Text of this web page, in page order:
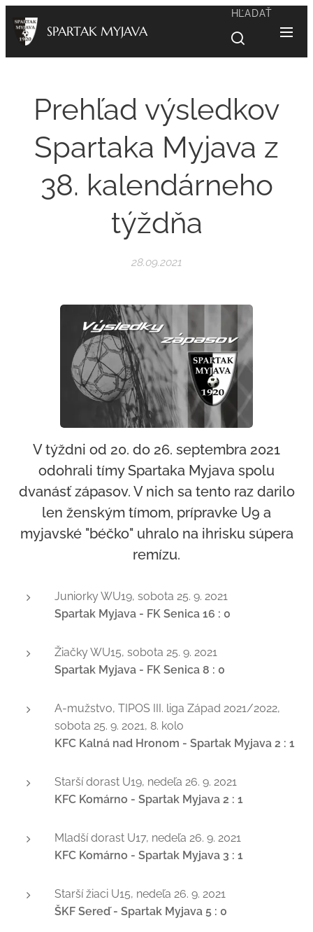
SPARTAK MYJAVA
HĽADAŤ
Prehľad výsledkov
Spartaka Myjava z
38. kalendárneho
týždňa
28.09.2021
V týždni od 20. do 26. septembra 2021
odohrali tímy Spartaka Myjava spolu
dvanásť zápasov. V nich sa tento raz darilo
len ženským tímom, prípravke U9 a
myjavské "béčko" uhralo na ihrisku súpera
remízu.
Juniorky WU19, sobota 25. 9. 2021
Spartak Myjava - FK Senica 16 : 0
Žiačky WU15, sobota 25. 9. 2021
Spartak Myjava - FK Senica 8 : 0
A-mužstvo, TIPOS III. liga Západ 2021/2022,
sobota 25. 9. 2021, 8. kolo
KFC Kalná nad Hronom - Spartak Myjava 2 : 1
Starší dorast U19, nedeľa 26. 9. 2021
KFC Komárno - Spartak Myjava 2 : 1
Mladší dorast U17, nedeľa 26. 9. 2021
KFC Komárno - Spartak Myjava 3 : 1
Starší žiaci U15, nedeľa 26. 9. 2021
ŠKF Sereď - Spartak Myjava 5 : 0